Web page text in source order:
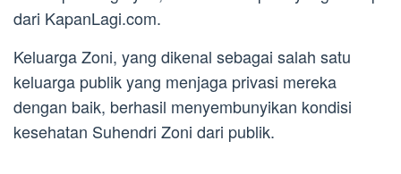
dari KapanLagi.com.
Keluarga Zoni, yang dikenal sebagai salah satu
keluarga publik yang menjaga privasi mereka
dengan baik, berhasil menyembunyikan kondisi
kesehatan Suhendri Zoni dari publik.